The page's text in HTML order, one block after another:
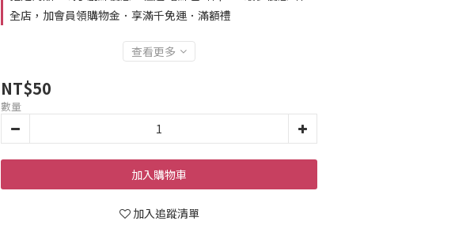
全店，加會員領購物金．享滿千免運．滿額禮
查看更多
NT$50
數量
加入購物車
加入追蹤清單